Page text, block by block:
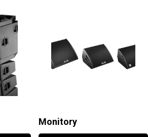
Monitory